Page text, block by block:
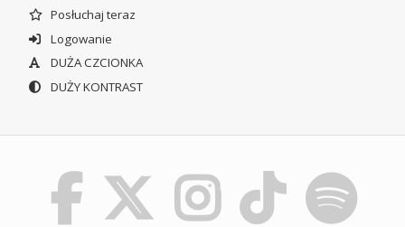
Posłuchaj teraz
Logowanie
DUŻA CZCIONKA
DUŻY KONTRAST